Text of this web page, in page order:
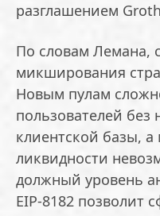
разглашением
По словам Лемана,
микширования
Новым пулам
пользователей без
клиентской базы, а
ликвидности
должный уровень
EIP-8182 позволит